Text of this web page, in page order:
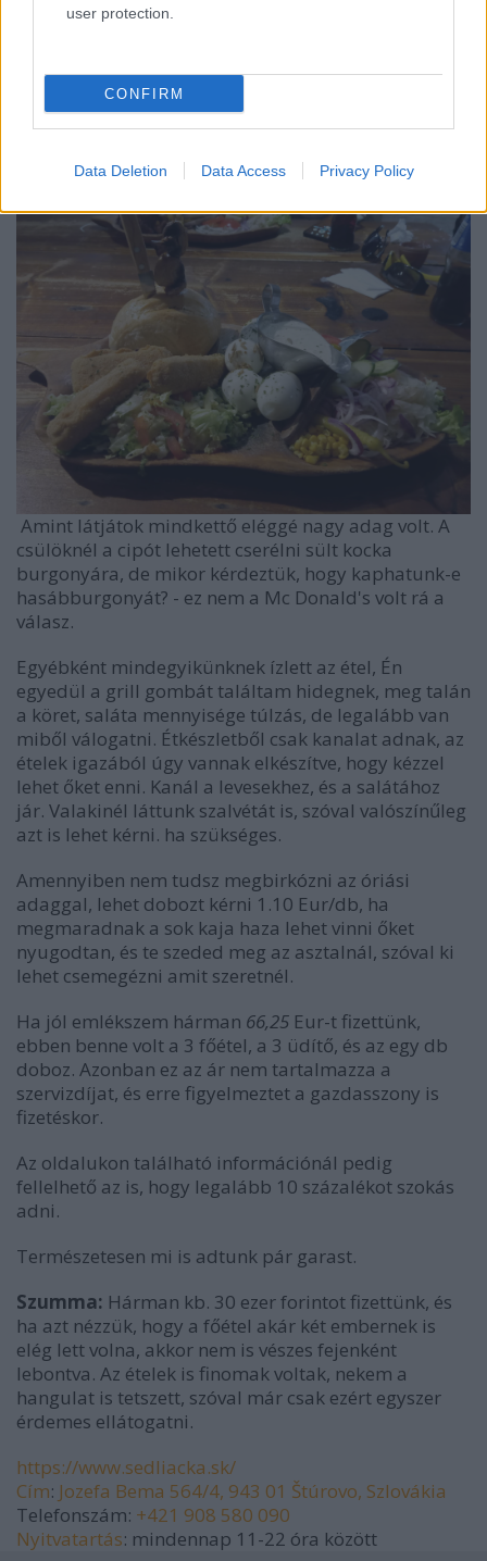
user protection.
CONFIRM
Data Deletion Data Access Privacy Policy
paprika, paradicsom, saláta, uborka, főtt tojás,
napraforgómag, sült alma, kukorica, tűzdelt gomba,
cipó, fokhagymás mártás) 16.99 Eur-ért rendeltünk.
Amint látjátok mindkettő eléggé nagy adag volt. A
csülöknél a cipót lehetett cserélni sült kocka
burgonyára, de mikor kérdeztük, hogy kaphatunk-e
hasábburgonyát? - ez nem a Mc Donald's volt rá a
válasz.
Egyébként mindegyikünknek ízlett az étel, Én
egyedül a grill gombát találtam hidegnek, meg talán
a köret, saláta mennyisége túlzás, de legalább van
miből válogatni. Étkészletből csak kanalat adnak, az
ételek igazából úgy vannak elkészítve, hogy kézzel
lehet őket enni. Kanál a levesekhez, és a salátához
jár. Valakinél láttunk szalvétát is, szóval valószínűleg
azt is lehet kérni. ha szükséges.
Amennyiben nem tudsz megbirkózni az óriási
adaggal, lehet dobozt kérni 1.10 Eur/db, ha
megmaradnak a sok kaja haza lehet vinni őket
nyugodtan, és te szeded meg az asztalnál, szóval ki
lehet csemegézni amit szeretnél.
Ha jól emlékszem hárman 66,25 Eur-t fizettünk,
ebben benne volt a 3 főétel, a 3 üdítő, és az egy db
doboz. Azonban ez az ár nem tartalmazza a
szervizdíjat, és erre figyelmeztet a gazdasszony is
fizetéskor.
Az oldalukon található információnál pedig
fellelhető az is, hogy legalább 10 százalékot szokás
adni.
Természetesen mi is adtunk pár garast.
Szumma: Hárman kb. 30 ezer forintot fizettünk, és
ha azt nézzük, hogy a főétel akár két embernek is
elég lett volna, akkor nem is vészes fejenként
lebontva. Az ételek is finomak voltak, nekem a
hangulat is tetszett, szóval már csak ezért egyszer
érdemes ellátogatni.
https://www.sedliacka.sk/
Cím: Jozefa Bema 564/4, 943 01 Štúrovo, Szlovákia
Telefonszám: +421 908 580 090
Nyitvatartás: mindennap 11-22 óra között